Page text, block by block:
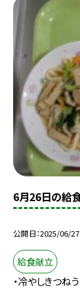
6月26日の給
公開日 2025/06/27
給食献立
・冷やしきつね